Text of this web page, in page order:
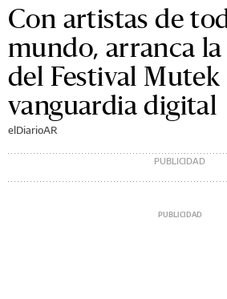
Con artistas de
mundo, arranca la
del Festival Mutek
vanguardia digital
elDiarioAR